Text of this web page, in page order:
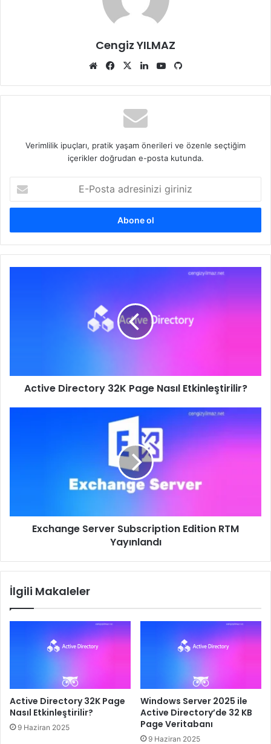
Cengiz YILMAZ
Web
Facebook
X LinkedInYouTube
Verimlilik ipuçları, pratik yaşam önerileri ve özenle seçtiğim
içerikler doğrudan e-posta kutunda.
Posta
adresinizi
Active Directory 32K Page Nasıl Etkinleştirilir?
Exchange Server Subscription Edition RTM
Yayınlandı
İlgili Makaleler
Active Directory 32K Page
Nasıl Etkinleştirilir?
9 Haziran 2025
Windows Server 2025 ile
Active Directory’de 32 KB
Page Veritabanı
9 Haziran 2025